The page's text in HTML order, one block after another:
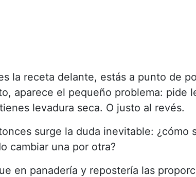
la receta delante, estás a punto de
aparece el pequeño problema: pide
levadura seca. O justo al revés.
surge la duda inevitable: ¿cómo
cambiar una por otra?
en panadería y repostería las